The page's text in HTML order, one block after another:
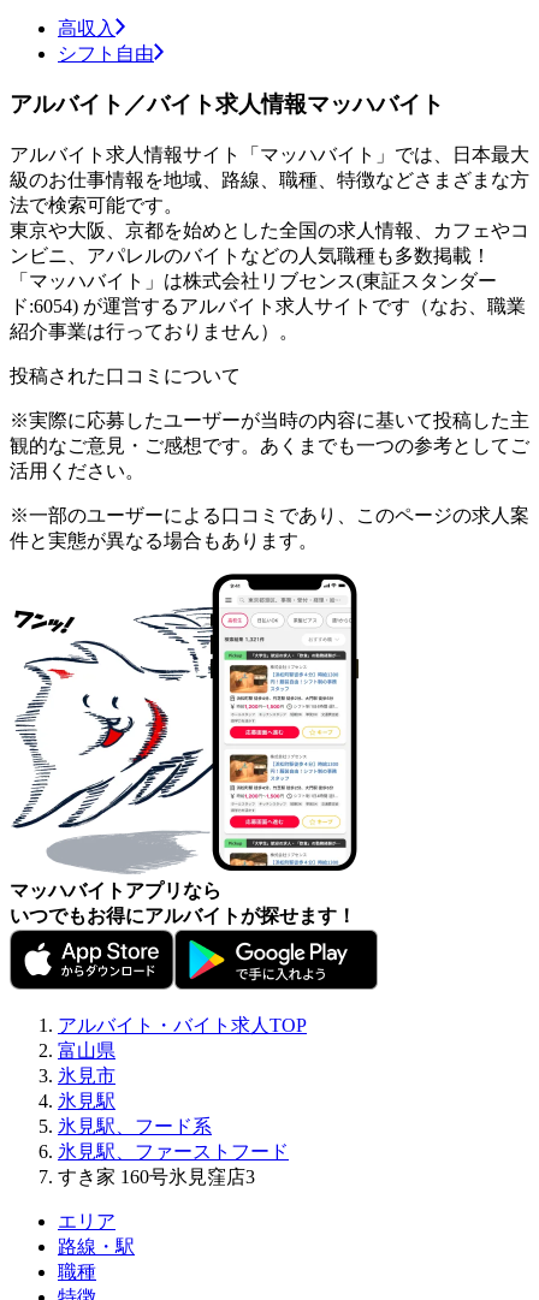
高収入
シフト自由
アルバイト／バイト求人情報マッハバイト
アルバイト求人情報サイト「マッハバイト」では、日本最大
級のお仕事情報を地域、路線、職種、特徴などさまざまな方
法で検索可能です。
東京や大阪、京都を始めとした全国の求人情報、カフェやコ
ンビニ、アパレルのバイトなどの人気職種も多数掲載！
「マッハバイト」は株式会社リブセンス(東証スタンダー
ド:6054) が運営するアルバイト求人サイトです（なお、職業
紹介事業は行っておりません）。
投稿された口コミについて
※実際に応募したユーザーが当時の内容に基いて投稿した主
観的なご意見・ご感想です。あくまでも一つの参考としてご
活用ください。
※一部のユーザーによる口コミであり、このページの求人案
件と実態が異なる場合もあります。
マッハバイトアプリなら
いつでもお得にアルバイトが探せます！
アルバイト・バイト求人TOP
富山県
氷見市
氷見駅
氷見駅、フード系
氷見駅、ファーストフード
すき家 160号氷見窪店3
エリア
路線・駅
職種